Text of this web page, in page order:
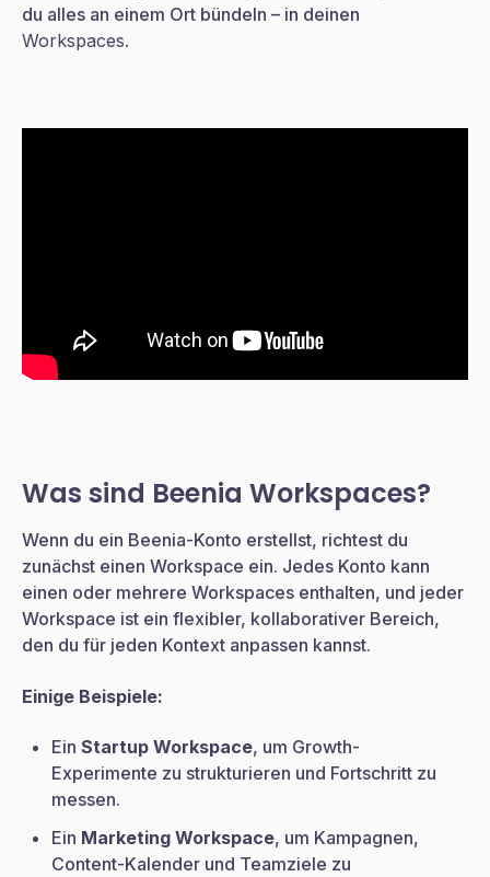
du alles an einem Ort bündeln – in deinen
Workspaces.
Was sind Beenia Workspaces?
Wenn du ein Beenia-Konto erstellst, richtest du
zunächst einen Workspace ein. Jedes Konto kann
einen oder mehrere Workspaces enthalten, und jeder
Workspace ist ein flexibler, kollaborativer Bereich,
den du für jeden Kontext anpassen kannst.
Einige Beispiele:
EinStartup Workspace, um Growth-
Experimente zu strukturieren und Fortschritt zu
messen.
Ein Marketing Workspace, um Kampagnen,
Content-Kalender und Teamziele zu